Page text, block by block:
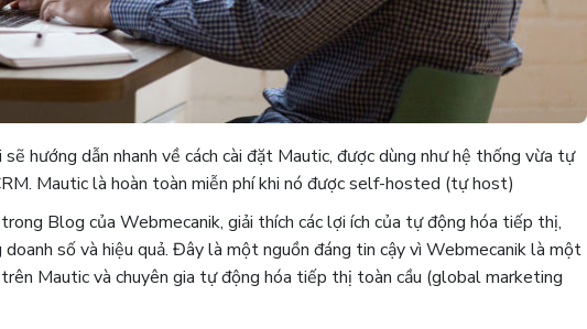
hướng dẫn nhanh về cách cài đặt Mautic, được dùng như hệ thống vừa tự
Mautic là hoàn toàn miễn phí khi nó được self-hosted (tự host)
Blog của Webmecanik, giải thích các lợi ích của tự động hóa tiếp thị,
số và hiệu quả. Đây là một nguồn đáng tin cậy vì Webmecanik là một
Mautic ​​và chuyên gia tự động hóa tiếp thị toàn cầu (global marketing